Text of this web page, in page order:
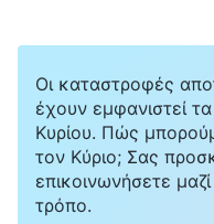
Οι καταστροφές
έχουν εμφανιστεί
Κυρίου. Πώς
τον Κύριο; Σας
επικοινωνήσετε
τρόπο.